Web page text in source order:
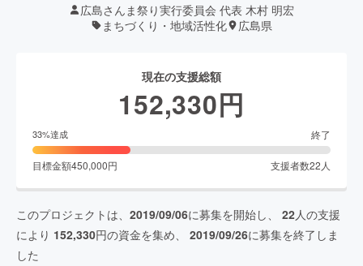
広島さんま祭り実行委員会 代表 木村 明宏
まちづくり・地域活性化
広島県
現在の支援総額
152,330円
33%達成 終了
目標金額450,000円 支援者数22 人
このプロジェクトは、 2019/09/06に募集を開始し、 22人の支援
により 152,330円の資金を集め、 2019/09/26に募集を終了しま
した